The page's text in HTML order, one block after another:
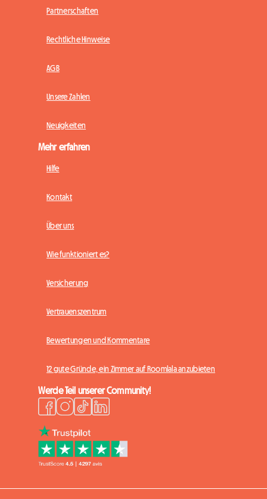
Partnerschaften
Rechtliche Hinweise
AGB
Unsere Zahlen
Neuigkeiten
Mehr erfahren
Hilfe
Kontakt
Über uns
Wie funktioniert es?
Versicherung
Vertrauenszentrum
Bewertungen und Kommentare
12 gute Gründe, ein Zimmer auf Roomlala anzubieten
Werde Teil unserer Community!